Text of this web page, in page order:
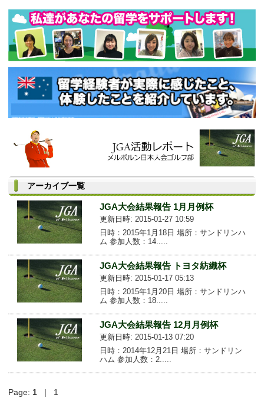
アーカイブ一覧
JGA大会結果報告 1月月例杯
更新日時: 2015-01-27 10:59
日時：2015年1月18日 場所：サンドリンハ
ム 参加人数：14.....
JGA大会結果報告 トヨタ紡織杯
更新日時: 2015-01-17 05:13
日時：2015年1月20日 場所：サンドリンハ
ム 参加人数：18.....
JGA大会結果報告 12月月例杯
更新日時: 2015-01-13 07:20
日時：2014年12月21日 場所：サンドリン
ハム 参加人数：2.....
Page: 1 | 1